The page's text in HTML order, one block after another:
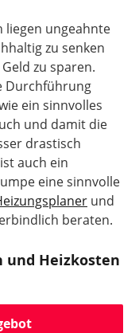
liegen ungeahnte
zu senken
zu sparen.
Durchführung
ein sinnvolles
und damit die
drastisch
auch ein
eine sinnvolle
und
beraten.
und Heizkosten